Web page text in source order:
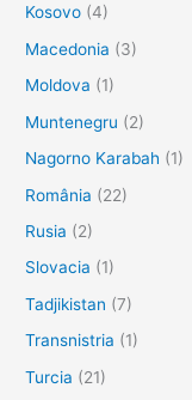
Kosovo (4)
Macedonia (3)
Moldova (1)
Muntenegru (2)
Nagorno Karabah (1)
România (22)
Rusia (2)
Slovacia (1)
Tadjikistan (7)
Transnistria (1)
Turcia (21)